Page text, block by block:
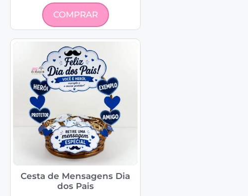
COMPRAR
Cesta de Mensagens Dia
dos Pais